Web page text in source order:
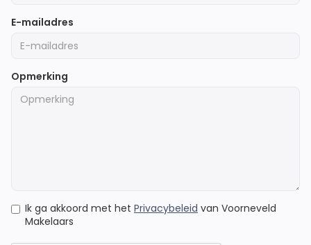
E-mailadres
Opmerking
Ik ga akkoord met het Privacybeleid van Voorneveld
Makelaars